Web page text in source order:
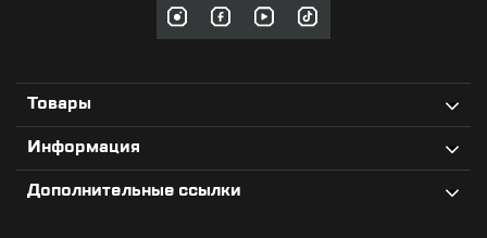
Товары
Информация
Дополнительные ссылки